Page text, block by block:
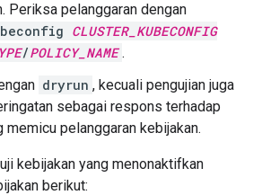
Periksa pelanggaran dengan
CLUSTER_KUBECONFIG
/POLICY_NAME .
dryrun , kecuali pengujian juga
sebagai respons terhadap
memicu pelanggaran kebijakan.
kebijakan yang menonaktifkan
berikut: